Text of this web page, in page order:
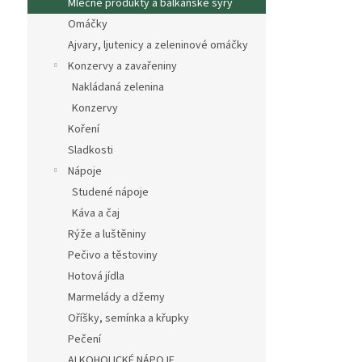
Mléčné produkty a balkánské sýry
Omáčky
Ajvary, ljutenicy a zeleninové omáčky
Konzervy a zavařeniny
Nakládaná zelenina
Konzervy
Koření
Sladkosti
Nápoje
Studené nápoje
Káva a čaj
Rýže a luštěniny
Pečivo a těstoviny
Hotová jídla
Marmelády a džemy
Oříšky, semínka a křupky
Pečení